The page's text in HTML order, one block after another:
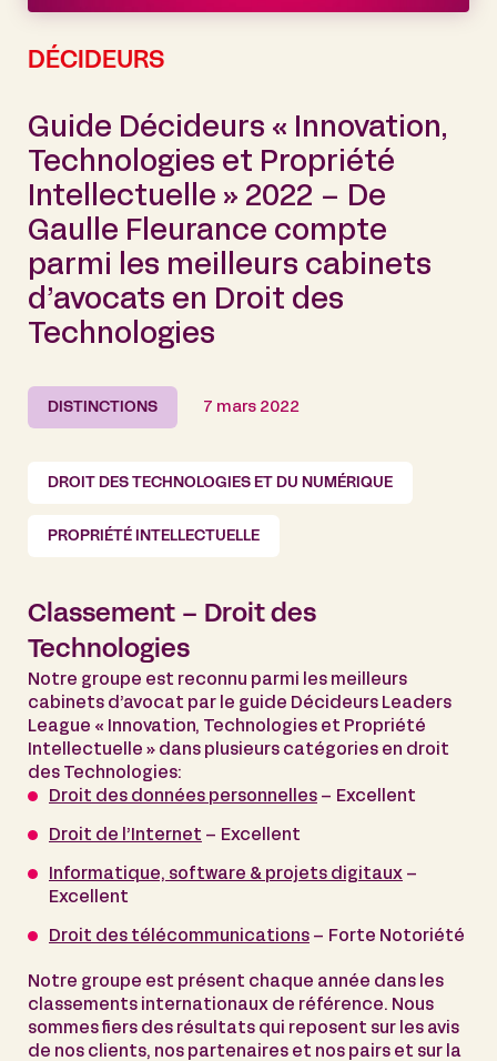
DÉCIDEURS
Guide Décideurs « Innovation,
Technologies et Propriété
Intellectuelle » 2022 – De
Gaulle Fleurance compte
parmi les meilleurs cabinets
d’avocats en Droit des
Technologies
DISTINCTIONS 7 mars 2022
DROIT DES TECHNOLOGIES ET DU NUMÉRIQUE
PROPRIÉTÉ INTELLECTUELLE
Classement – Droit des
Technologies
Notre groupe est reconnu parmi les meilleurs
cabinets d’avocat par le guide Décideurs Leaders
League « Innovation, Technologies et Propriété
Intellectuelle » dans plusieurs catégories en droit
des Technologies:
Droit des données personnelles – Excellent
Droit de l’Internet – Excellent
Informatique, software & projets digitaux –
Excellent
Droit des télécommunications – Forte Notoriété
Notre groupe est présent chaque année dans les
classements internationaux de référence. Nous
sommes fiers des résultats qui reposent sur les avis
de nos clients, nos partenaires et nos pairs et sur la